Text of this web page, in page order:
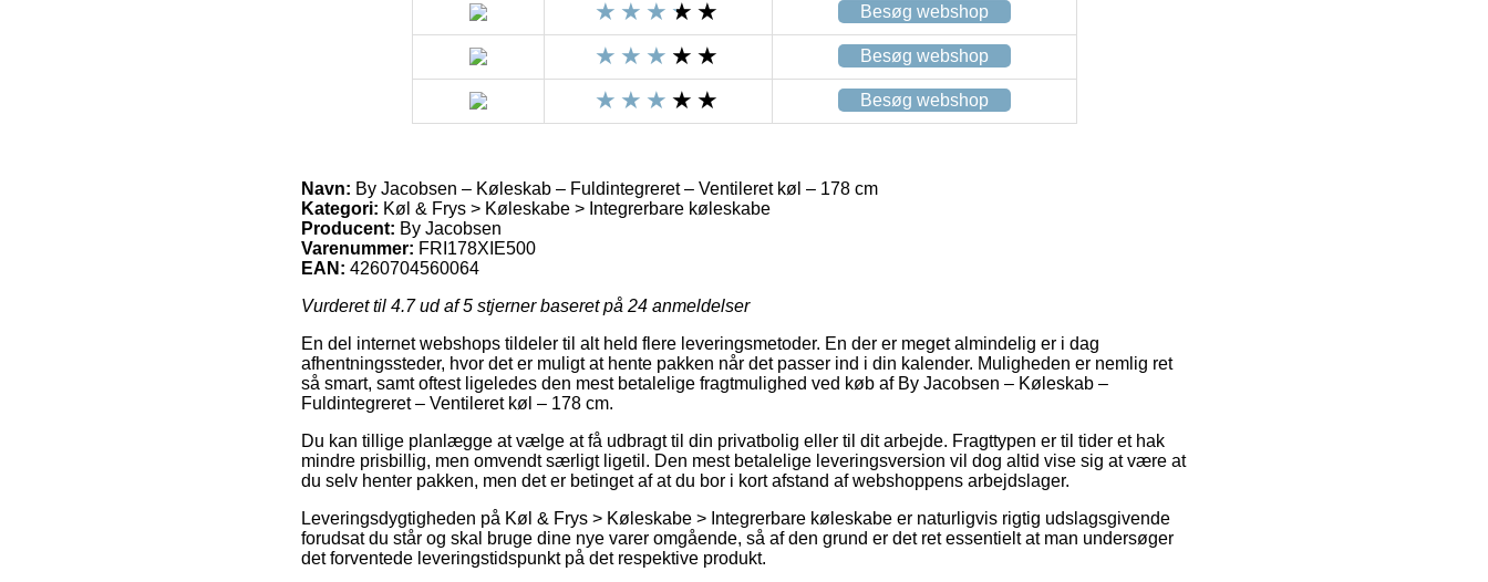
Besøg webshop
Besøg webshop
Besøg webshop
Navn: By Jacobsen – Køleskab – Fuldintegreret – Ventileret køl – 178 cm
Kategori: Køl & Frys > Køleskabe > Integrerbare køleskabe
Producent: By Jacobsen
Varenummer: FRI178XIE500
EAN: 4260704560064
Vurderet til 4.7ud af 5 stjerner baseret på 24 anmeldelser
En del internet webshops tildeler til alt held flere leveringsmetoder. En der er meget almindelig er i dag
afhentningssteder, hvor det er muligt at hente pakken når det passer ind i din kalender. Muligheden er nemlig ret
så smart, samt oftest ligeledes den mest betalelige fragtmulighed ved køb af By Jacobsen – Køleskab –
Fuldintegreret – Ventileret køl – 178 cm.
Du kan tillige planlægge at vælge at få udbragt til din privatbolig eller til dit arbejde. Fragttypen er til tider et hak
mindre prisbillig, men omvendt særligt ligetil. Den mest betalelige leveringsversion vil dog altid vise sig at være at
du selv henter pakken, men det er betinget af at du bor i kort afstand af webshoppens arbejdslager.
Leveringsdygtigheden på Køl & Frys > Køleskabe > Integrerbare køleskabe er naturligvis rigtig udslagsgivende
forudsat du står og skal bruge dine nye varer omgående, så af den grund er det ret essentielt at man undersøger
det forventede leveringstidspunkt på det respektive produkt.